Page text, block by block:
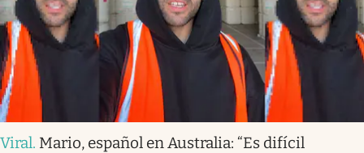
Viral. Mario, español en Australia: “Es difícil